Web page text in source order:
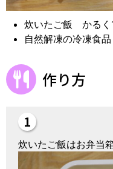
炊いたご飯 かるく
自然解凍の冷凍食
作り方
炊いたご飯はお弁当